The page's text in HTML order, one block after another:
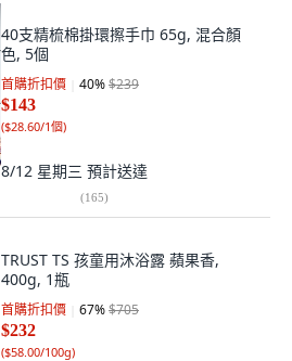
40支精梳棉掛環擦手巾 65g, 混合顏
色, 5個
首購折扣價 40%$239
$143
($28.60/1個)
8/12 星期三 預計送達
(165)
TRUST TS 孩童用沐浴露 蘋果香,
400g, 1瓶
首購折扣價 67%$705
$232
($58.00/100g)